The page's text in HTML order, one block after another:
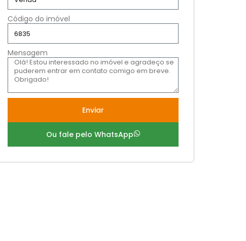
Código do imóvel
Mensagem
Enviar
Ou fale pelo WhatsApp